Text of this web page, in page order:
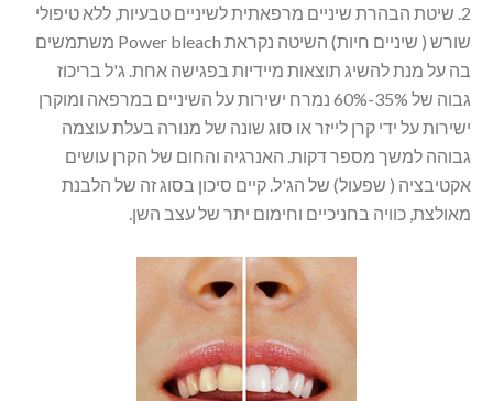
2. שיטת הבהרת שיניים מרפאתית לשיניים טבעיות, ללא טיפולי
שורש ( שיניים חיות) השיטה נקראת Power bleach משתמשים
בה על מנת להשיג תוצאות מיידיות בפגישה אחת. ג'ל בריכוז
גבוה של 35%-60% נמרח ישירות על השיניים במרפאה ומוקרן
ישירות על ידי קרן לייזר או סוג שונה של מנורה בעלת עוצמה
גבוהה למשך מספר דקות. האנרגיה והחום של הקרן עושים
אקטיבציה ( שפעול) של הג'ל. קיים סיכון בסוג זה של הלבנת
מאולצת, כוויה בחניכיים וחימום יתר של עצב השן.